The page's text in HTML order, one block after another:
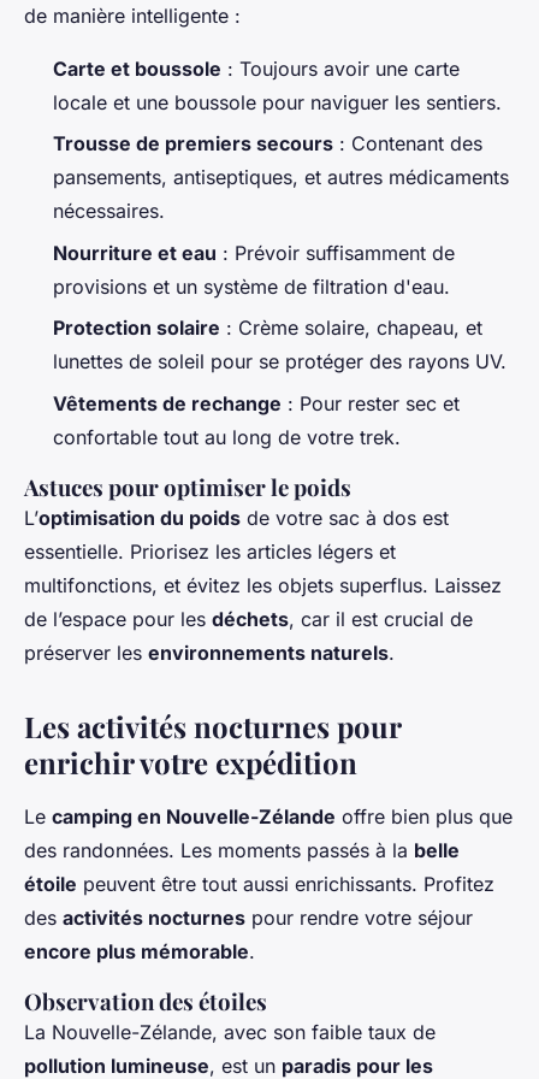
de manière intelligente :
Carte et boussole : Toujours avoir une carte
locale et une boussole pour naviguer les sentiers.
Trousse de premiers secours : Contenant des
pansements, antiseptiques, et autres médicaments
nécessaires.
Nourriture et eau : Prévoir suffisamment de
provisions et un système de filtration d'eau.
Protection solaire : Crème solaire, chapeau, et
lunettes de soleil pour se protéger des rayons UV.
Vêtements de rechange : Pour rester sec et
confortable tout au long de votre trek.
Astuces pour optimiser le poids
L’optimisation du poids de votre sac à dos est
essentielle. Priorisez les articles légers et
multifonctions, et évitez les objets superflus. Laissez
de l’espace pour les déchets, car il est crucial de
préserver les environnements naturels.
Les activités nocturnes pour
enrichir votre expédition
Le camping en Nouvelle-Zélande offre bien plus que
des randonnées. Les moments passés à la belle
étoile peuvent être tout aussi enrichissants. Profitez
des activités nocturnes pour rendre votre séjour
encore plus mémorable.
Observation des étoiles
La Nouvelle-Zélande, avec son faible taux de
pollution lumineuse, est un paradis pour les